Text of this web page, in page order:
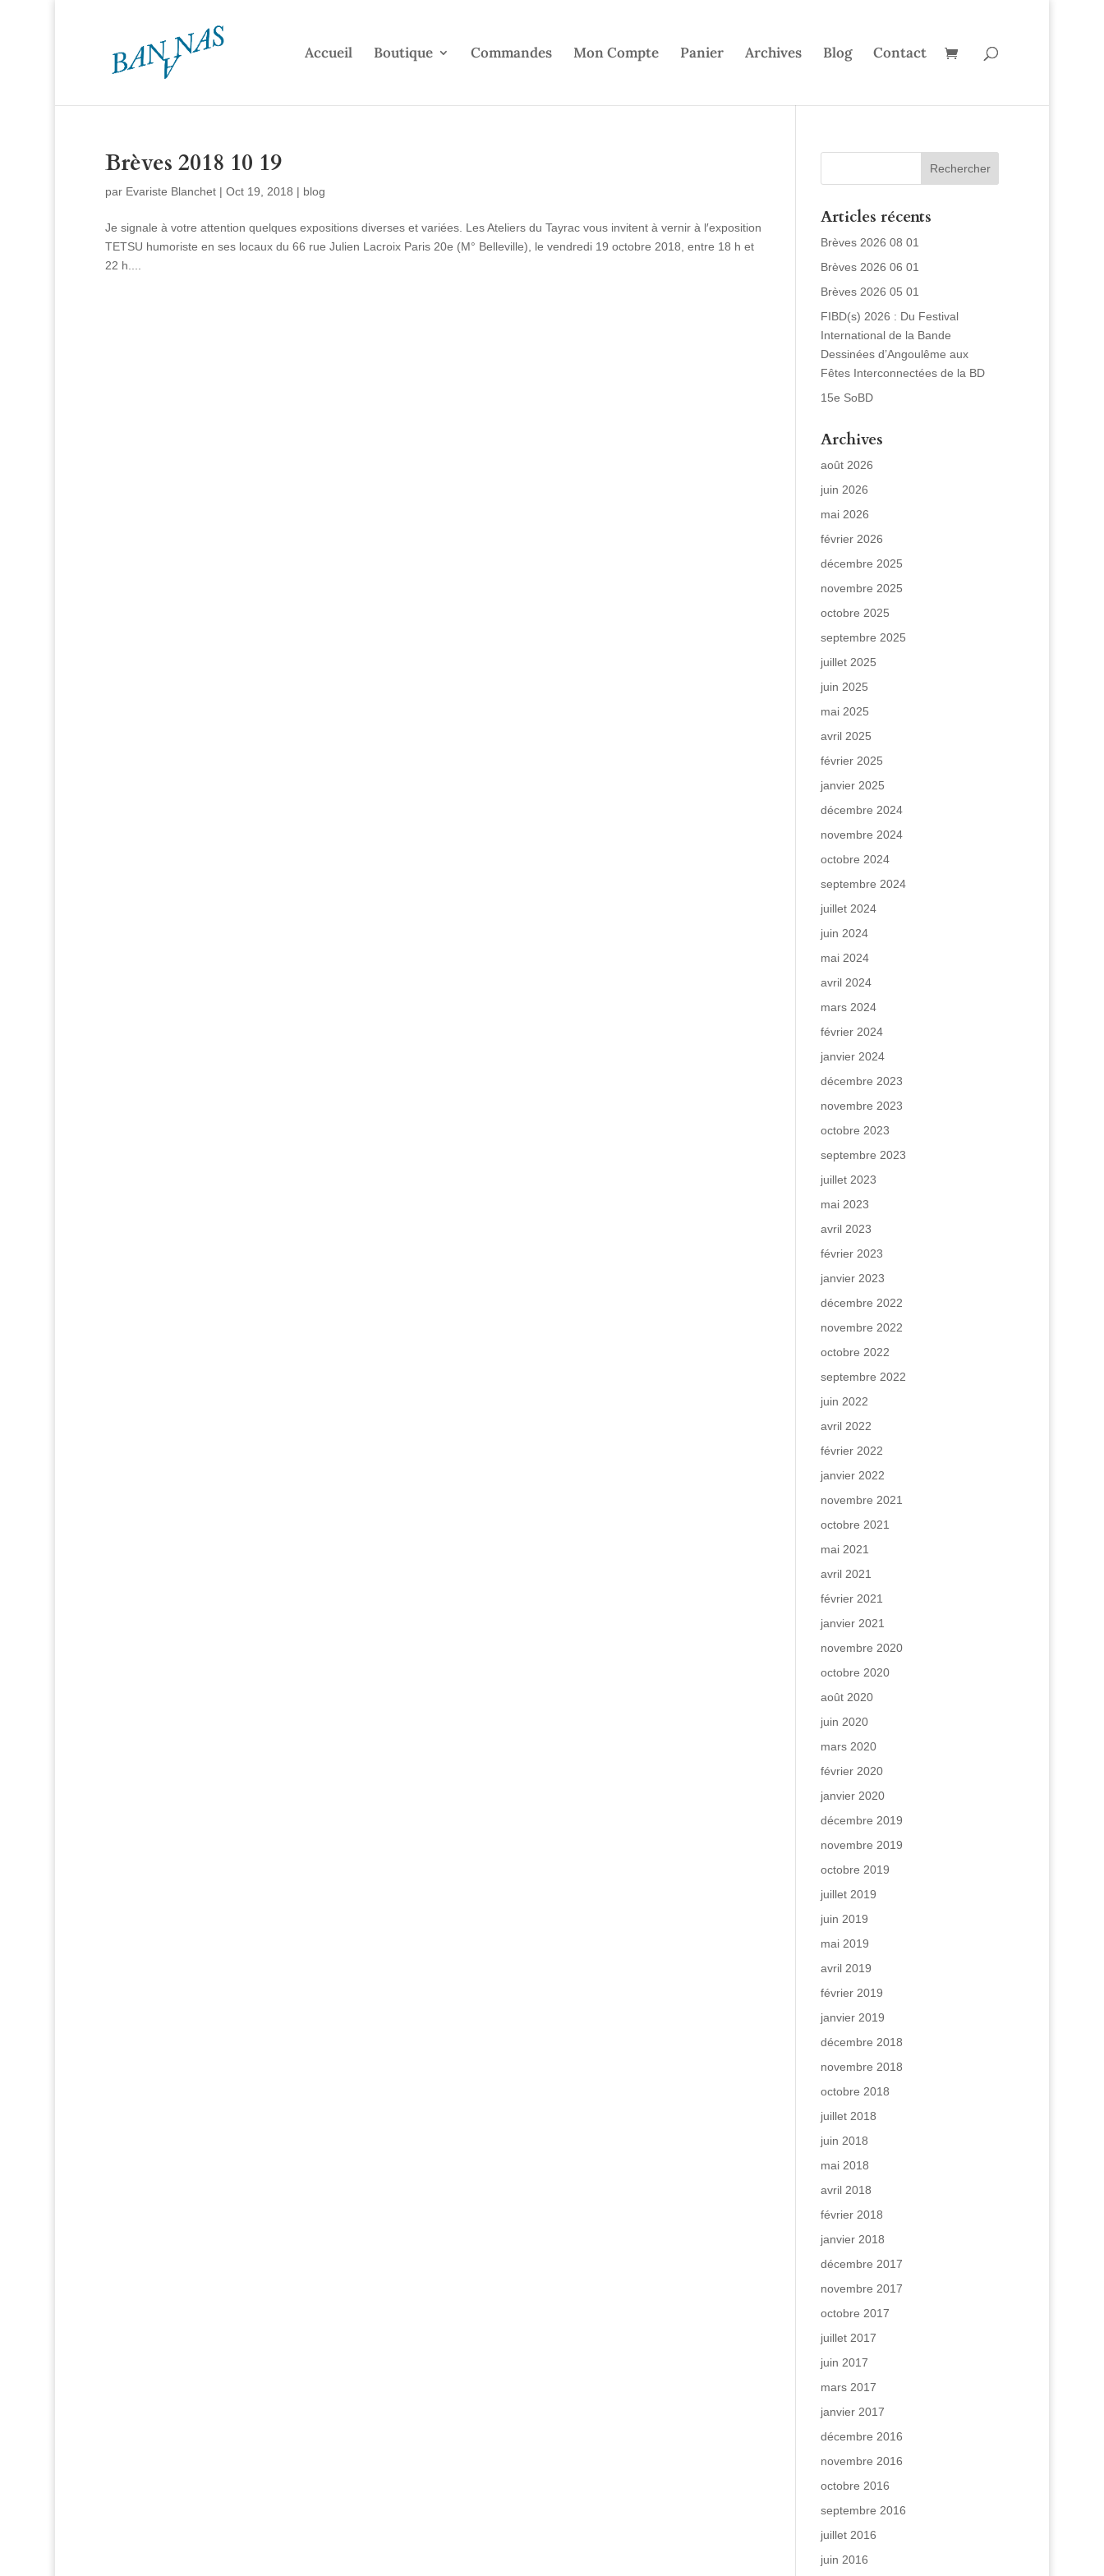
Accueil Boutique Commandes Mon Compte Panier Archives Blog Contact
Brèves 2018 10 19
par Evariste Blanchet| Oct 19, 2018 | blog
Je signale à votre attention quelques expositions diverses et variées. Les Ateliers du Tayrac vous invitent à vernir à l′exposition
TETSU humoriste en ses locaux du 66 rue Julien Lacroix Paris 20e (M° Belleville), le vendredi 19 octobre 2018, entre 18 h et
22 h....
Articles récents
Brèves 2026 08 01
Brèves 2026 06 01
Brèves 2026 05 01
FIBD(s) 2026 : Du Festival
International de la Bande
Dessinées d’Angoulême aux
Fêtes Interconnectées de la BD
15e SoBD
Archives
août 2026
juin 2026
mai 2026
février 2026
décembre 2025
novembre 2025
octobre 2025
septembre 2025
juillet 2025
juin 2025
mai 2025
avril 2025
février 2025
janvier 2025
décembre 2024
novembre 2024
octobre 2024
septembre 2024
juillet 2024
juin 2024
mai 2024
avril 2024
mars 2024
février 2024
janvier 2024
décembre 2023
novembre 2023
octobre 2023
septembre 2023
juillet 2023
mai 2023
avril 2023
février 2023
janvier 2023
décembre 2022
novembre 2022
octobre 2022
septembre 2022
juin 2022
avril 2022
février 2022
janvier 2022
novembre 2021
octobre 2021
mai 2021
avril 2021
février 2021
janvier 2021
novembre 2020
octobre 2020
août 2020
juin 2020
mars 2020
février 2020
janvier 2020
décembre 2019
novembre 2019
octobre 2019
juillet 2019
juin 2019
mai 2019
avril 2019
février 2019
janvier 2019
décembre 2018
novembre 2018
octobre 2018
juillet 2018
juin 2018
mai 2018
avril 2018
février 2018
janvier 2018
décembre 2017
novembre 2017
octobre 2017
juillet 2017
juin 2017
mars 2017
janvier 2017
décembre 2016
novembre 2016
octobre 2016
septembre 2016
juillet 2016
juin 2016